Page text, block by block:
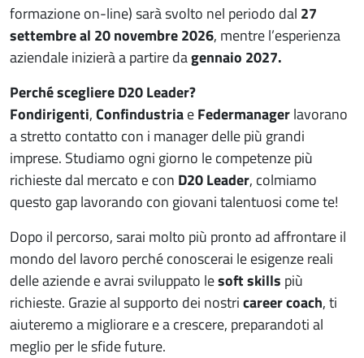
formazione on-line) sarà svolto nel periodo dal 27
settembre al 20 novembre 2026, mentre l’esperienza
aziendale inizierà a partire dagennaio 2027.
Perché scegliere D20 Leader?
Fondirigenti,ConfindustriaeFedermanagerlavorano
a stretto contatto con i manager delle più grandi
imprese. Studiamo ogni giorno le competenze più
richieste dal mercato e con D20 Leader, colmiamo
questo gap lavorando con giovani talentuosi come te!
Dopo il percorso, sarai molto più pronto ad affrontare il
mondo del lavoro perché conoscerai le esigenze reali
delle aziende e avrai sviluppato lesoft skills più
richieste. Grazie al supporto dei nostricareer coach, ti
aiuteremo a migliorare e a crescere, preparandoti al
meglio per le sfide future.